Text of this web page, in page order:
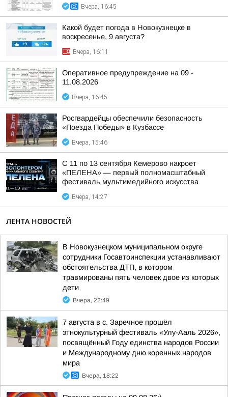
Вчера, 16:45
Какой будет погода в Новокузнецке в
воскресенье, 9 августа?
Вчера, 16:11
Оперативное предупреждение на 09 -
11.08.2026
Вчера, 16:45
Росгвардейцы обеспечили безопасность
«Поезда Победы» в Кузбассе
Вчера, 15:46
С 11 по 13 сентября Кемерово накроет
«ПЕЛЕНА» — первый полномасштабный
фестиваль мультимедийного искусства
Вчера, 14:27
ЛЕНТА НОВОСТЕЙ
В Новокузнецком муниципальном округе
сотрудники Госавтоинспекции устанавливают
обстоятельства ДТП, в котором
травмированы пять человек двое из которых
дети
Вчера, 22:49
7 августа в с. Заречное прошёл
этнокультурный фестиваль «Улу-Ааль 2026»,
посвящённый Году единства народов России
и Международному дню коренных народов
мира
Вчера, 18:22